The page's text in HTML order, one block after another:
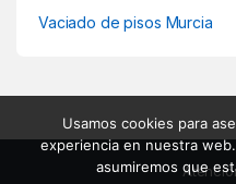
Vaciado de pisos Murcia
Usamos cookies para
experiencia en nuestra
asumiremos que